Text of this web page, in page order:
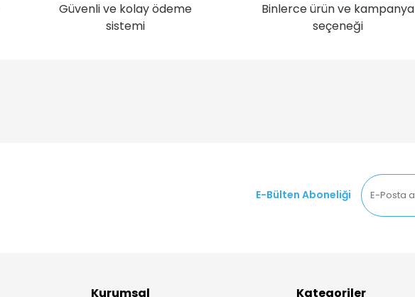
Güvenli ve kolay ödeme
sistemi
Binlerce ürün ve kampanya
seçeneği
E-Bülten Aboneliği
Kurumsal Kategoriler